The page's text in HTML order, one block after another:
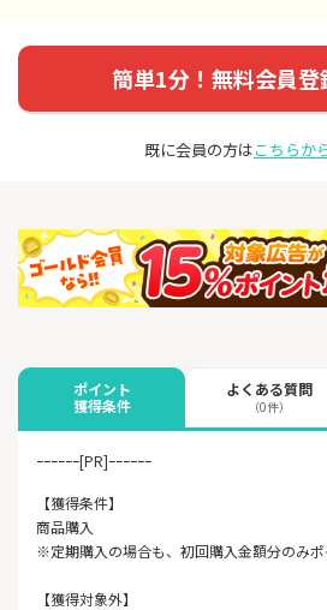
簡単1分！無料会員登
既に会員の方はこちらか
ポイント
獲得条件
よくある質問
（0件）
ｰｰｰｰｰｰ[PR]ｰｰｰｰｰｰ
【獲得条件】
商品購入
※定期購入の場合も、初回購入金額分のみ
【獲得対象外】